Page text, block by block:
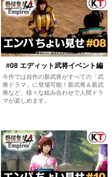
#08 エディット武将イベント編
今作では自作の新武将がすべての「武
将ドラマ」に登場可能！新武将＆新武
将など、様々な組み合わせで人間ドラ
マが楽しめます。